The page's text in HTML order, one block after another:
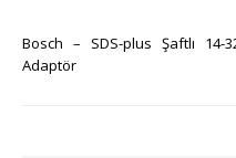
Bosch – SDS-plus Şaftlı 14-
Adaptör